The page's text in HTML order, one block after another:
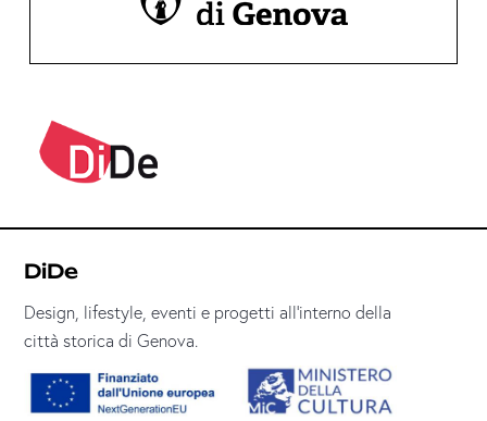
DiDe
Design, lifestyle, eventi e progetti all’interno della
città storica di Genova.